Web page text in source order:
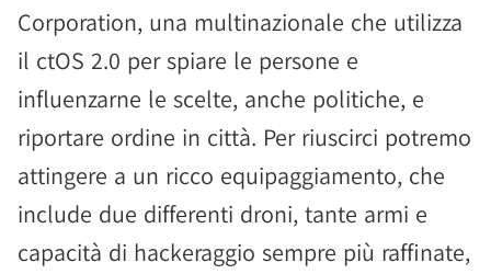
Corporation, una multinazionale che utilizza
il ctOS 2.0 per spiare le persone e
influenzarne le scelte, anche politiche, e
riportare ordine in città. Per riuscirci potremo
attingere a un ricco equipaggiamento, che
include due differenti droni, tante armi e
capacità di hackeraggio sempre più raffinate,